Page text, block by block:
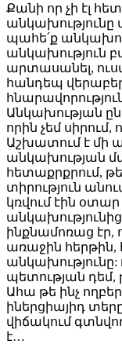
Քանի որ չի էլ
անկախությունը
պահե՛ք
անկախություն
արտասանել,
հանդեպ
Անկախության
որին չեմ սիրում,
Աշխատում է մի
անկախության
հետաքրքրում,
տիրություն
կռվում էին օտար
ինքնամոռաց էր,
առաջին հերթին,
անկախությունը:
պետության դեմ,
Ահա թե ինչ
իներցիայիդ
վիճակում
է…